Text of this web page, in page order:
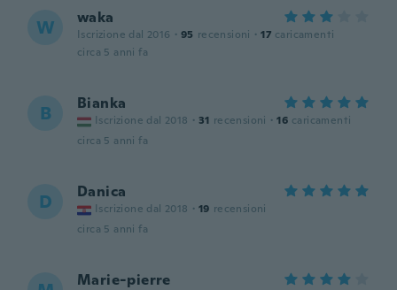
W waka
Iscrizione dal 2016 · 95 recensioni · 17 caricamenti
circa 5 anni fa
B Bianka
Iscrizione dal 2018 · 31 recensioni · 16 caricamenti
circa 5 anni fa
D Danica
Iscrizione dal 2018 · 19 recensioni
circa 5 anni fa
Marie-pierre